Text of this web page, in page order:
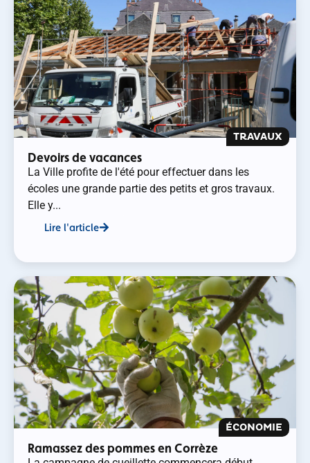
TRAVAUX
Devoirs de vacances
La Ville profite de l'été pour effectuer dans les
écoles une grande partie des petits et gros travaux.
Elle y...
Lire l'article
ÉCONOMIE
Ramassez des pommes en Corrèze